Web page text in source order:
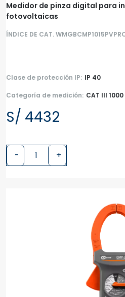
Medidor de pinza digital para
fotovoltaicas
ÍNDICE DE CAT.
Clase de protección IP: IP 40
Categoría de medición: CAT III
S/ 4432
- +